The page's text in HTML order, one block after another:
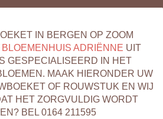
IN BERGEN OP ZOOM
BLOEMENHUIS ADRIËNNE UIT
GESPECIALISEERD IN HET
MAAK HIERONDER UW
OF ROUWSTUK EN WIJ
HET ZORGVULDIG WORDT
BEL 0164 211595